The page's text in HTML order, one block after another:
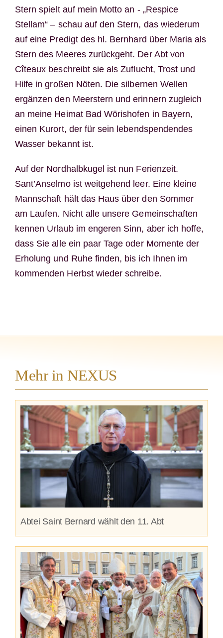
Stern spielt auf mein Motto an - „Respice
Stellam“ – schau auf den Stern, das wiederum
auf eine Predigt des hl. Bernhard über Maria als
Stern des Meeres zurückgeht. Der Abt von
Cîteaux beschreibt sie als Zuflucht, Trost und
Hilfe in großen Nöten. Die silbernen Wellen
ergänzen den Meerstern und erinnern zugleich
an meine Heimat Bad Wörishofen in Bayern,
einen Kurort, der für sein lebendspendendes
Wasser bekannt ist.
Auf der Nordhalbkugel ist nun Ferienzeit.
Sant’Anselmo ist weitgehend leer. Eine kleine
Mannschaft hält das Haus über den Sommer
am Laufen. Nicht alle unsere Gemeinschaften
kennen Urlaub im engeren Sinn, aber ich hoffe,
dass Sie alle ein paar Tage oder Momente der
Erholung und Ruhe finden, bis ich Ihnen im
kommenden Herbst wieder schreibe.
Mehr in NEXUS
Abtei Saint Bernard wählt den 11. Abt